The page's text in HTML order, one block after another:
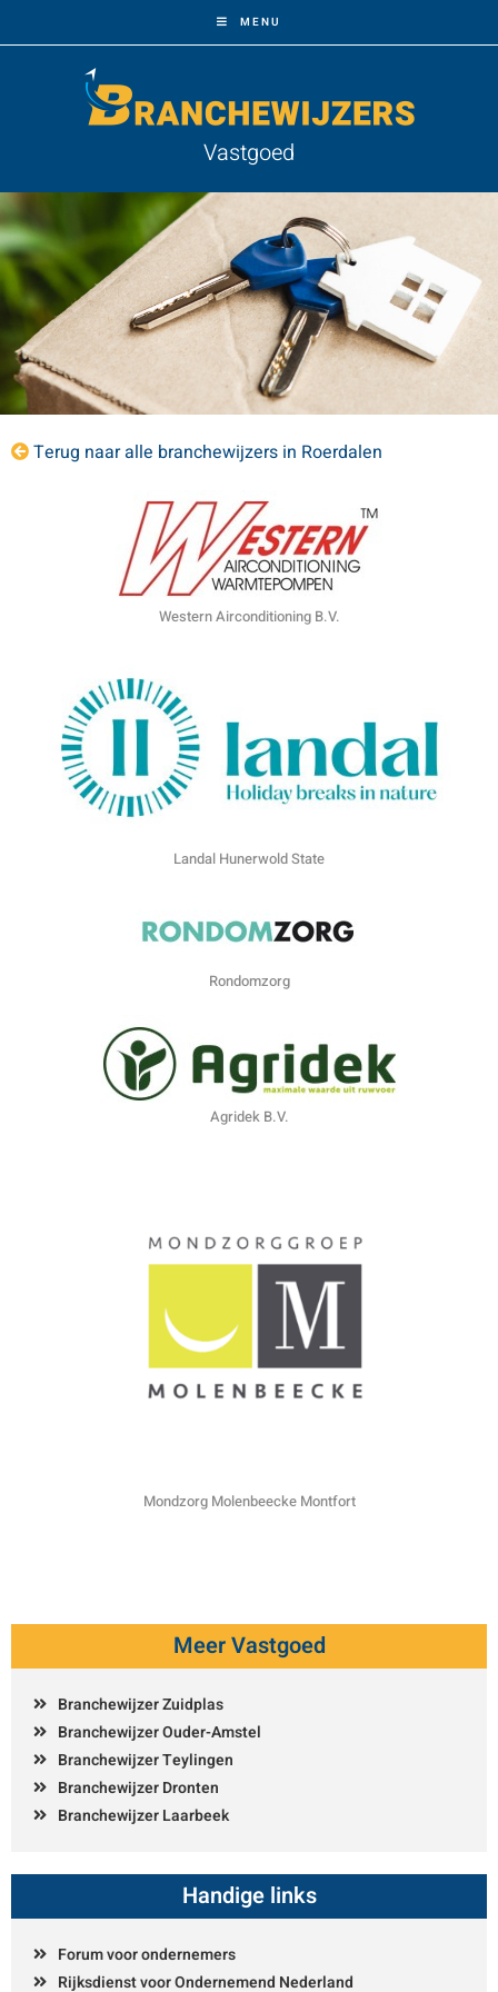
MENU
Vastgoed
Terug naar alle branchewijzers in Roerdalen
Western Airconditioning B.V.
Landal Hunerwold State
Rondomzorg
Agridek B.V.
Mondzorg Molenbeecke Montfort
Meer Vastgoed
Branchewijzer Zuidplas
Branchewijzer Ouder-Amstel
Branchewijzer Teylingen
Branchewijzer Dronten
Branchewijzer Laarbeek
Handige links
Forum voor ondernemers
Rijksdienst voor Ondernemend Nederland